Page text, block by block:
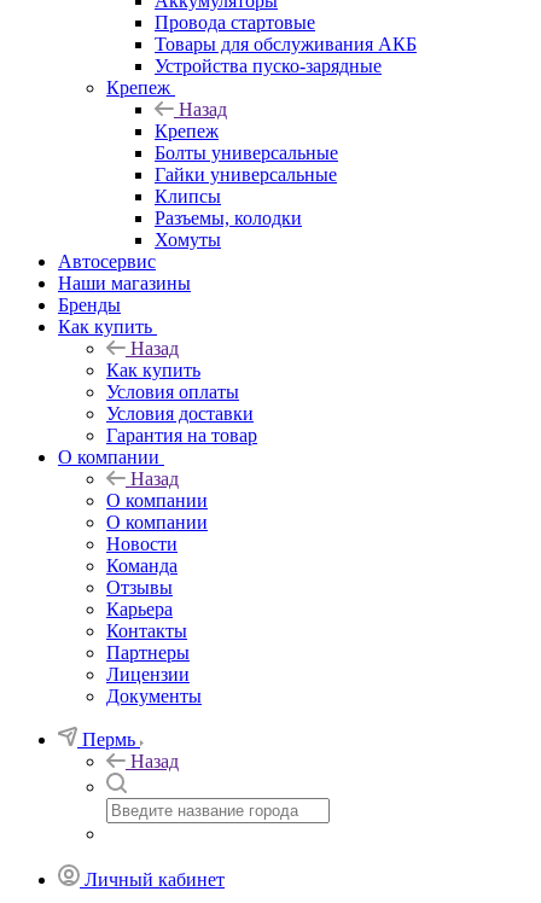
Провода стартовые
Товары для обслуживания АКБ
Устройства пуско-зарядные
Крепеж
Назад
Крепеж
Болты универсальные
Гайки универсальные
Клипсы
Разъемы, колодки
Хомуты
Автосервис
Наши магазины
Бренды
Как купить
Назад
Как купить
Условия оплаты
Условия доставки
Гарантия на товар
О компании
Назад
О компании
О компании
Новости
Команда
Отзывы
Карьера
Контакты
Партнеры
Лицензии
Документы
Пермь
Назад
Личный кабинет